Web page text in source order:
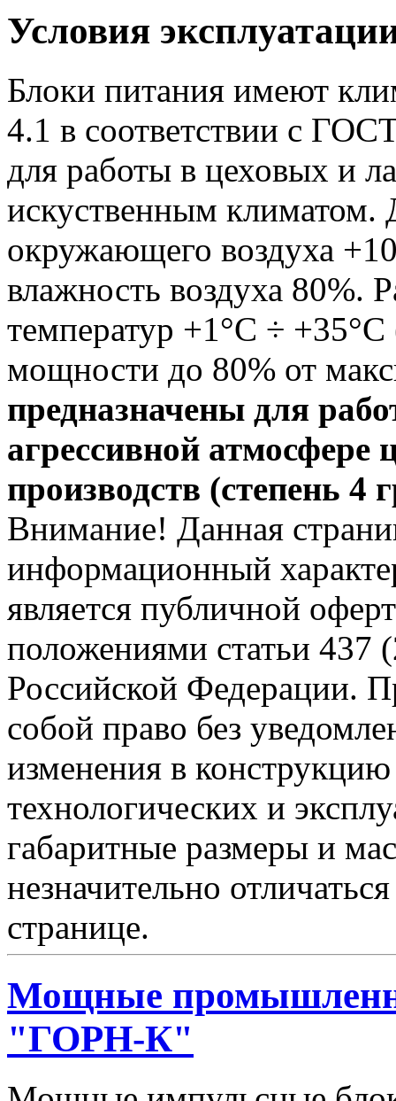
Условия
Блоки питания имеют
4.1 в соответствии с
для работы в цеховых и
искуственным климатом.
окружающего воздуха
влажность воздуха 80%.
температур +1°С ÷
мощности до 80% от
предназначены для
агрессивной атмосфере
производств (степень
Внимание! Данная
информационный
является публичной
положениями статьи 437
Российской Федерации.
собой право без
изменения в
технологических и
габаритные размеры и
незначительно
странице.
Мощные
"ГОРН-К"